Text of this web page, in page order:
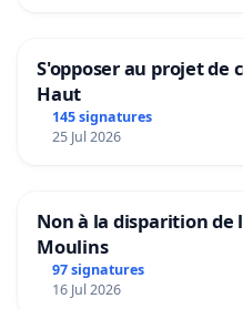
S'opposer au projet de
Haut
145 signatures
25 Jul 2026
Non à la disparition de
Moulins
97 signatures
16 Jul 2026